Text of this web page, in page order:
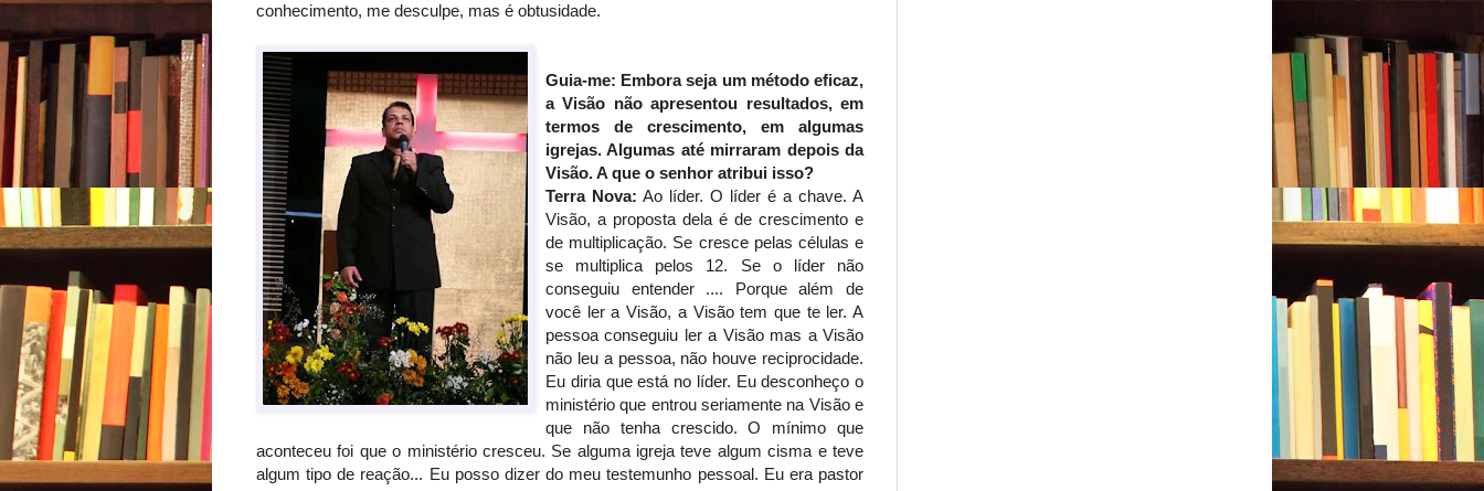
conhecimento, me desculpe, mas é obtusidade.
Guia-me: Embora seja um método eficaz,
a Visão não apresentou resultados, em
termos de crescimento, em algumas
igrejas. Algumas até mirraram depois da
Visão. A que o senhor atribui isso?
Terra Nova: Ao líder. O líder é a chave. A
Visão, a proposta dela é de crescimento e
de multiplicação. Se cresce pelas células e
se multiplica pelos 12. Se o líder não
conseguiu entender .... Porque além de
você ler a Visão, a Visão tem que te ler. A
pessoa conseguiu ler a Visão mas a Visão
não leu a pessoa, não houve reciprocidade.
Eu diria que está no líder. Eu desconheço o
ministério que entrou seriamente na Visão e
que não tenha crescido. O mínimo que
aconteceu foi que o ministério cresceu. Se alguma igreja teve algum cisma e teve
algum tipo de reação... Eu posso dizer do meu testemunho pessoal. Eu era pastor